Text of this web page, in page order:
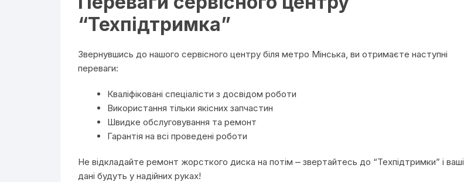
“Техпідтримка”
Звернувшись до нашого сервісного центру біля метро Мінська, ви отримаєте наступні
переваги:
Кваліфіковані спеціалісти з досвідом роботи
Використання тільки якісних запчастин
Швидке обслуговування та ремонт
Гарантія на всі проведені роботи
Не відкладайте ремонт жорсткого диска на потім ⎼ звертайтесь до “Техпідтримки” і ваші
дані будуть у надійних руках!